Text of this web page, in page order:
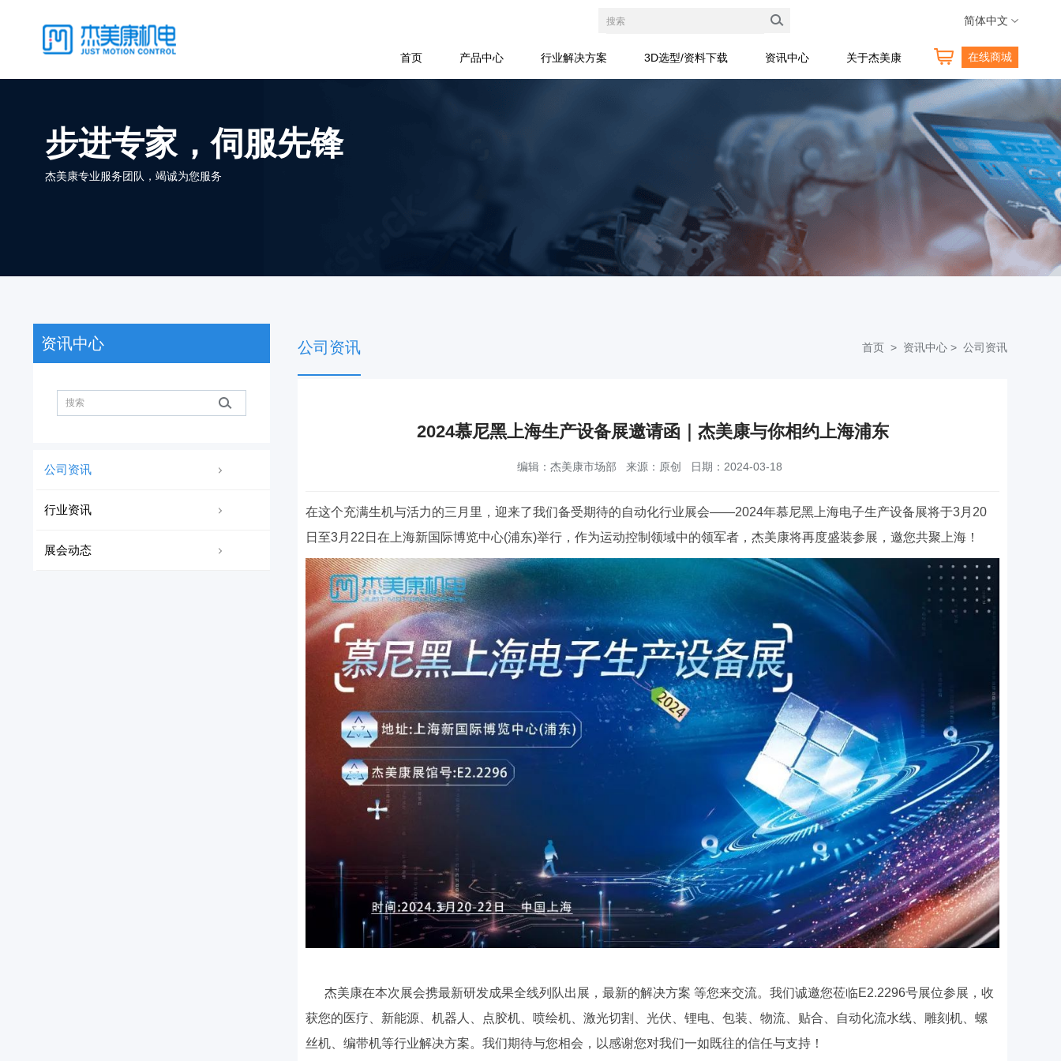
简体中文
首页 产品中心 行业解决方案 3D选型/资料下载 资讯中心 关于杰美康 在线商城
步进专家，伺服先锋
杰美康专业服务团队，竭诚为您服务
资讯中心
公司资讯
行业资讯
展会动态
公司资讯 首页 > 资讯中心 > 公司资讯
2024慕尼黑上海生产设备展邀请函｜杰美康与你相约上海浦东
编辑：杰美康市场部 来源：原创 日期：2024-03-18
在这个充满生机与活力的三月里，迎来了我们备受期待的自动化行业展会——2024年慕尼黑上海电子生产设备展将于3月20
日至3月22日在上海新国际博览中心(浦东)举行，作为运动控制领域中的领军者，杰美康将再度盛装参展，邀您共聚上海！
杰美康在本次展会携最新研发成果全线列队出展，最新的解决方案 等您来交流。我们诚邀您莅临E2.2296号展位参展，收
获您的医疗、新能源、机器人、点胶机、喷绘机、激光切割、光伏、锂电、包装、物流、贴合、自动化流水线、雕刻机、螺
丝机、编带机等行业解决方案。我们期待与您相会，以感谢您对我们一如既往的信任与支持！